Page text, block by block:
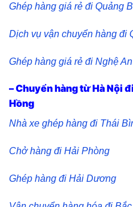
Ghép hàng giá rẻ đi Quảng
Dịch vụ vận chuyển hàng đi
Ghép hàng giá rẻ đi Nghệ An
– Chuyển hàng từ Hà Nội
Hồng
Nhà xe ghép hàng đi Thái
Chở hàng đi Hải Phòng
Ghép hàng đi Hải Dương